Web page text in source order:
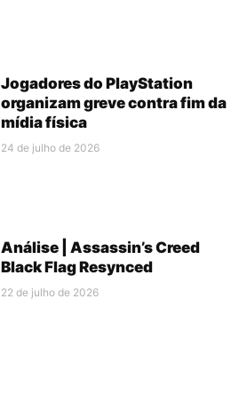
Jogadores do PlayStation
organizam greve contra fim da
mídia física
24 de julho de 2026
Análise | Assassin’s Creed
Black Flag Resynced
22 de julho de 2026